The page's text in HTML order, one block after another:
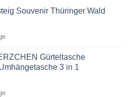
Souvenir Thüringer Wald
Gürteltasche
3 in 1